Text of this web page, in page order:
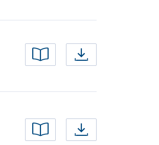
nu lezen
nu
nu lezen
nu